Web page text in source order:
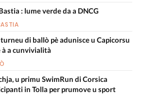
: lume verde da a DNCG
di ballò pè adunisce u Capicorsu
à a cunvivialità
u primu SwimRun di Corsica
in Tolla per prumove u sport